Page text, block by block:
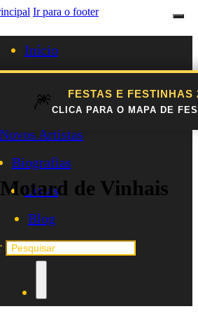
Ir para o footer
Início
Festivais
de Artistas
Novos Artistas
Biografias
Listas
Blog
🎆 FESTAS E
CLICA PARA O MAPA DE
de Vinhais